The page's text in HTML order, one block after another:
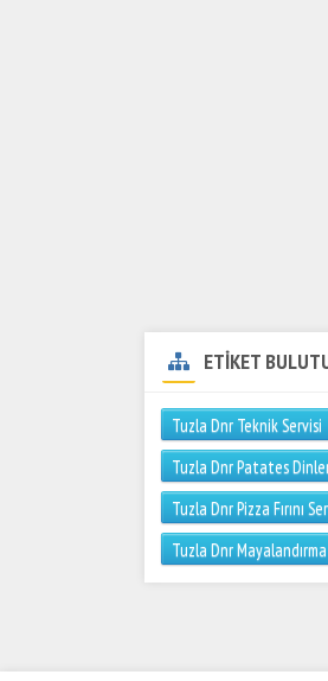
ETİKET
Tuzla Dnr Teknik Servisi
Tuzla Dnr Patates
Tuzla Dnr Pizza Fırını
Tuzla Dnr